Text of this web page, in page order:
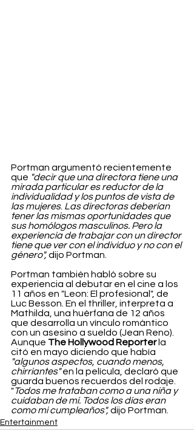
Portman argumentó recientemente
que "decir que una directora tiene una
mirada particular es reductor de la
individualidad y los puntos de vista de
las mujeres. Las directoras deberían
tener las mismas oportunidades que
sus homólogos masculinos. Pero la
experiencia de trabajar con un director
tiene que ver con el individuo y no con el
género", dijo Portman.
Portman también habló sobre su
experiencia al debutar en el cine a los
11 años en "Leon: El profesional", de
Luc Besson. En el thriller, interpreta a
Mathilda, una huérfana de 12 años
que desarrolla un vínculo romántico
con un asesino a sueldo (Jean Reno).
Aunque The Hollywood Reporter la
citó en mayo diciendo que había
"algunos aspectos, cuando menos,
chirriantes" en la película, declaró que
guarda buenos recuerdos del rodaje.
"Todos me trataban como a una niña y
cuidaban de mí. Todos los días eran
como mi cumpleaños", dijo Portman.
Entertainment